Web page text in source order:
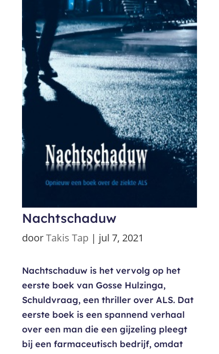
Nachtschaduw
doorTakis Tap | jul 7, 2021
Nachtschaduw is het vervolg op het
eerste boek van Gosse Hulzinga,
Schuldvraag, een thriller over ALS. Dat
eerste boek is een spannend verhaal
over een man die een gijzeling pleegt
bij een farmaceutisch bedrijf, omdat